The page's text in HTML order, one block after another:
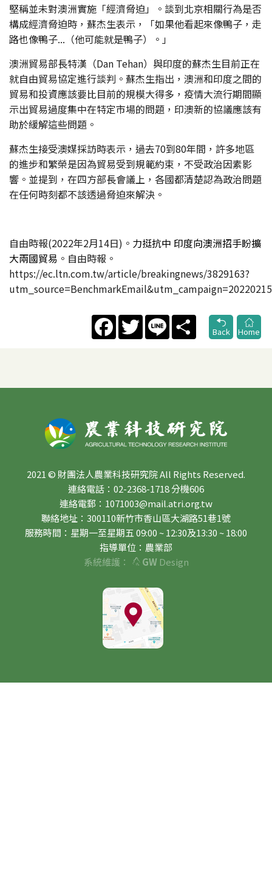
堅稱並未對澳洲實施「經濟脅迫」。談到北京相關行為是否
構成經濟脅迫時，蘇杰生表示，「如果他看起來像鴨子，走
路也像鴨子...（他可能就是鴨子）。」
澳洲貿易部長特漢（Dan Tehan）與印度的蘇杰生目前正在
就自由貿易協定進行談判。蘇杰生指出，澳洲和印度之間的
貿易和投資應該要比目前的規模大得多，疫情大流行期間顯
示出貿易過度集中在特定市場的問題，印澳新的協議應該有
助於緩解這些問題。
蘇杰生接受澳媒採訪時表示，過去70到80年間，許多地區
的進步和繁榮是因為貿易受到規範約束，不受政治因素影
響。並提到，在四方部長會議上，各國都清楚認為政治問題
在任何時刻都不該透過脅迫來解決。
自由時報(2022年2月14日)。 力挺抗中 印度向澳洲招手盼擴
大兩國貿易 。自由時報。
https://ec.ltn.com.tw/article/breakingnews/3829163?
FacebookTwitter Line
Share
Back
Home
2021 © 財團法人農業科技研究院 All Rights Reserved.
連絡電話：02-2368-1718 分機606
連絡電郵：1071003@mail.atri.org.tw
聯絡地址：300110新竹市香山區大湖路51巷1號
服務時間：星期一至星期五 09:00 ~ 12:30及13:30 ~ 18:00
指導單位：農業部
系統維護：
GWDesign